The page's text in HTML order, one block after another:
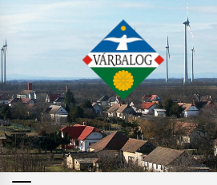
content